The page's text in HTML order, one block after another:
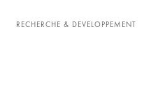
RECHERCHE & DEVELOPPEMENT